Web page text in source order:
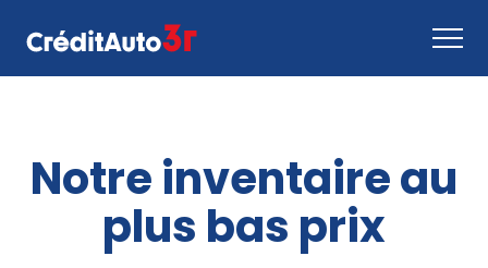
Comment ça marche
Nous joindre
Inventaire
Notre inventaire au
plus bas prix